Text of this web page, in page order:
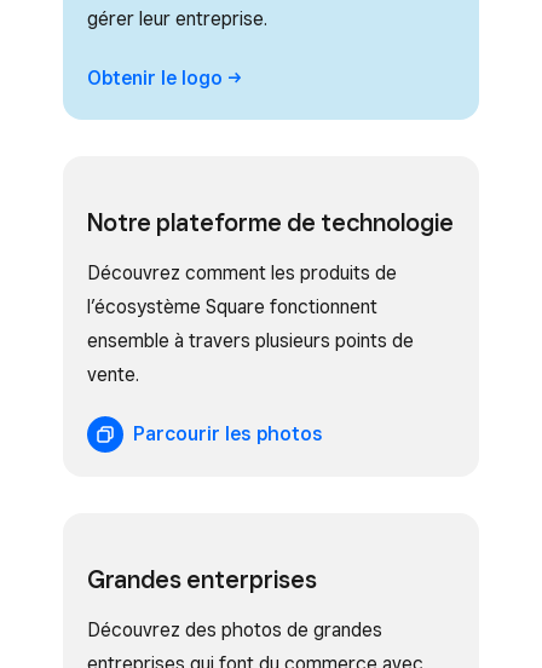
gérer leur entreprise.
Obtenir le logo
Notre plateforme de technologie
Découvrez comment les produits de
l’écosystème Square fonctionnent
ensemble à travers plusieurs points de
vente.
Parcourir les photos
Grandes enterprises
Découvrez des photos de grandes